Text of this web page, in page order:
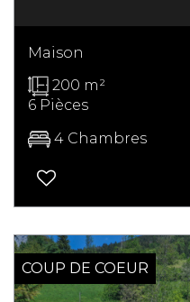
Maison
200 m²
6 Pièces
4 Chambres
SOUS OFFRE
COUP DE COEUR